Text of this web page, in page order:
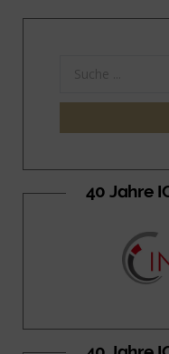
40 Jahre